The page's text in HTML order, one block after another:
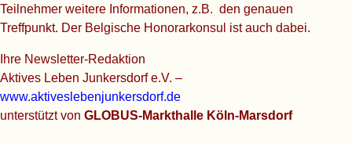
Teilnehmer weitere Informationen, z.B. den genauen
Treffpunkt. Der Belgische Honorarkonsul ist auch dabei.
Ihre Newsletter-Redaktion
Aktives Leben Junkersdorf e.V. –
www.aktiveslebenjunkersdorf.de
unterstützt von GLOBUS-Markthalle Köln-Marsdorf